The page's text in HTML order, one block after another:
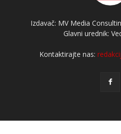
Izdavač: MV Media
Glavni urednik:
Kontaktirajte nas: